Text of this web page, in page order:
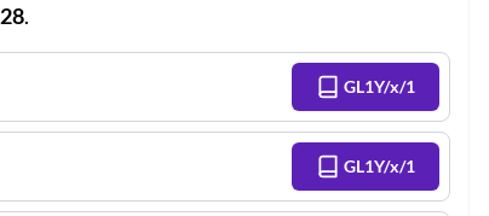
28.
GL1Y/x/1
GL1Y/x/1